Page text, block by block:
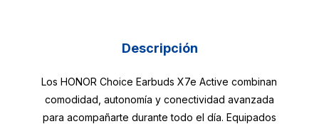
Descripción
Los HONOR Choice Earbuds X7e Active combinan
comodidad, autonomía y conectividad avanzada
para acompañarte durante todo el día. Equipados